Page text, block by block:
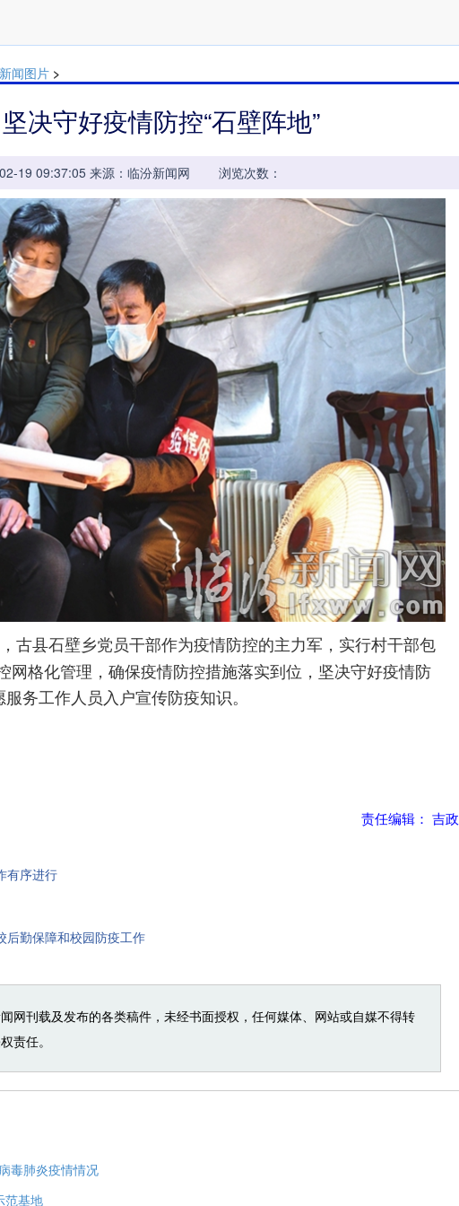
新闻图片 >
决守好疫情防控“石壁阵地”
19 09:37:05 来源：临汾新闻网 浏览次数：
古县石壁乡党员干部作为疫情防控的主力军，实行村干部包
网格化管理，确保疫情防控措施落实到位，坚决守好疫情防
务工作人员入户宣传防疫知识。
责任编辑： 吉政
有序进行
后勤保障和校园防疫工作
网刊载及发布的各类稿件，未经书面授权，任何媒体、网站或自媒不得转
责任。
毒肺炎疫情情况
范基地